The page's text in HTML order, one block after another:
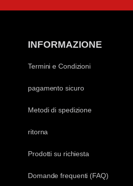
INFORMAZIONE
Termini e Condizioni
pagamento sicuro
Metodi di spedizione
ritorna
Prodotti su richiesta
Domande frequenti (FAQ)